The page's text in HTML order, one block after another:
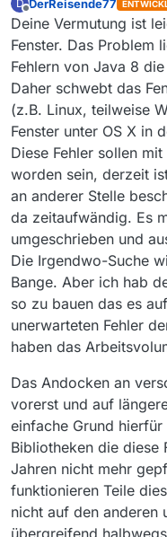
D
Offline
DerReisende77
Deine Vermutung ist
Fenster. Das Problem
Fehlern von Java 8
Daher schwebt das
(z.B. Linux, teilweise
Fenster unter OS X in
Diese Fehler sollen
worden sein, derzeit
an anderer Stelle
da zeitaufwändig. Es
umgeschrieben und
Die Irgendwo-Suche
Bange. Aber ich hab
so zu bauen das es
unerwarteten Fehler
haben das
Das Andocken an
vorerst und auf
einfache Grund
Bibliotheken die diese
Jahren nicht mehr
funktionieren Teile
nicht auf den anderen